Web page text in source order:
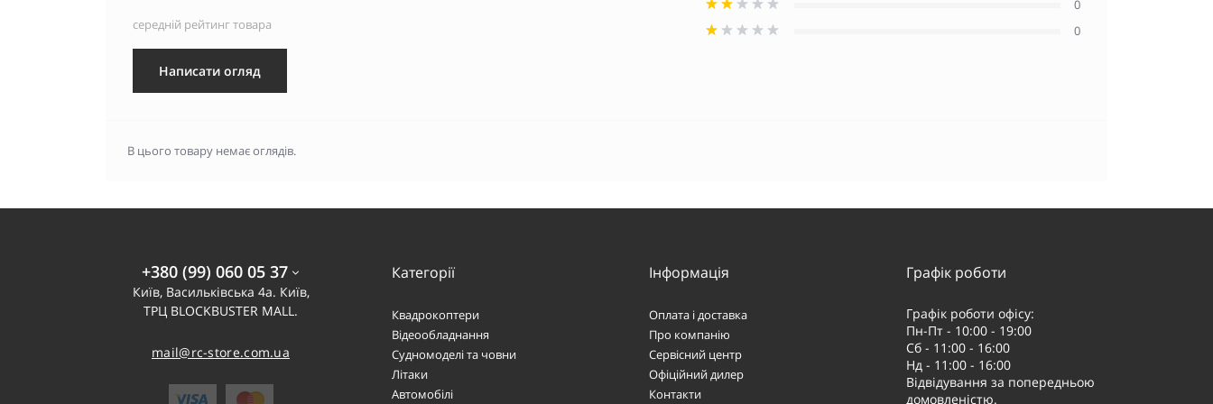
середній рейтинг товара
Написати огляд
0
0
В цього товару немає оглядів.
+380 (99) 060 05 37
Київ, Васильківська 4а. Київ,
ТРЦ BLOCKBUSTER MALL.
mail@rc-store.com.ua
Категорії
Квадрокоптери
Відеообладнання
Судномоделі та човни
Літаки
Автомобілі
Інформація
Оплата і доставка
Про компанію
Сервісний центр
Офіційний дилер
Контакти
Графік роботи
Графік роботи офісу:
Пн-Пт - 10:00 - 19:00
Сб - 11:00 - 16:00
Нд - 11:00 - 16:00
Відвідування за попередньою
домовленістю.